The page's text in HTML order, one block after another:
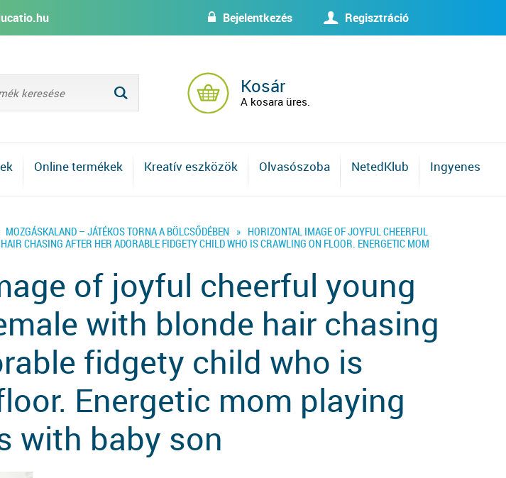
w Bejelentkezés U Regisztráció
L Kosár
A kosara üres.
Online termékek Kreatív eszközök Olvasószoba NetedKlub Ingyenes
MOZGÁSKALAND – JÁTÉKOS TORNA A BÖLCSŐDÉBEN » HORIZONTAL IMAGE OF JOYFUL CHEERFUL
CHASING AFTER HER ADORABLE FIDGETY CHILD WHO IS CRAWLING ON FLOOR. ENERGETIC MOM
of joyful cheerful young
with blonde hair chasing
fidgety child who is
Energetic mom playing
with baby son